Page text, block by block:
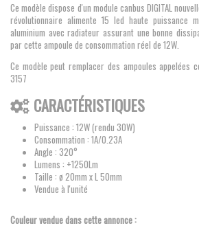
Ce modèle dispose d'un module canbus DIGITAL
révolutionnaire alimente 15 led haute puissance
aluminium avec radiateur assurant une bonne
par cette ampoule de consommation réel de 12W.
Ce modèle peut remplacer des ampoules appelées
3157
CARACTÉRISTIQUES
Puissance : 12W (rendu 30W)
Consommation : 1A/0.23A
Angle : 320°
Lumens : +1250Lm
Taille : ø 20mm x L 50mm
Vendue à l'unité
Couleur vendue dans cette annonce :